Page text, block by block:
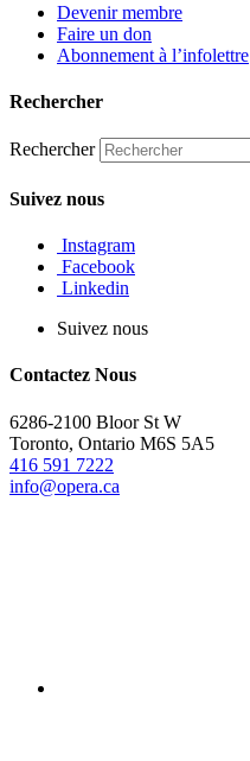
Devenir membre
Faire un don
Abonnement à l’infolettre
Rechercher
Rechercher
Suivez nous
Instagram
Facebook
Linkedin
Suivez nous
Contactez Nous
6286-2100 Bloor St W
Toronto, Ontario M6S 5A5
416 591 7222
info@opera.ca